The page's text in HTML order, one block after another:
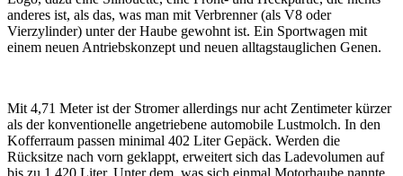
anderes ist, als das, was man mit Verbrenner (als V8 oder
Vierzylinder) unter der Haube gewohnt ist. Ein Sportwagen mit
einem neuen Antriebskonzept und neuen alltagstauglichen Genen.
Mit 4,71 Meter ist der Stromer allerdings nur acht Zentimeter kürzer
als der konventionelle angetriebene automobile Lustmolch. In den
Kofferraum passen minimal 402 Liter Gepäck. Werden die
Rücksitze nach vorn geklappt, erweitert sich das Ladevolumen auf
bis zu 1.420 Liter. Unter dem, was sich einmal Motorhaube nannte,